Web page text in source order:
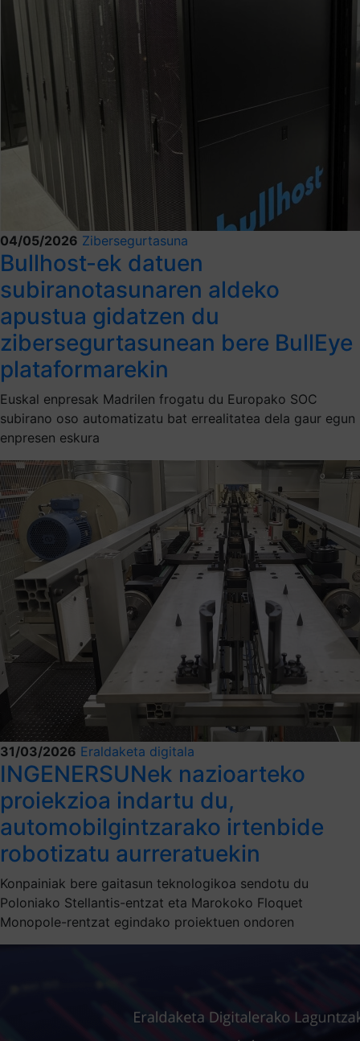
04/05/2026 Zibersegurtasuna
Bullhost-ek datuen
subiranotasunaren aldeko
apustua gidatzen du
zibersegurtasunean bere BullEye
plataformarekin
Euskal enpresak Madrilen frogatu du Europako SOC
subirano oso automatizatu bat errealitatea dela gaur egun
enpresen eskura
31/03/2026 Eraldaketa digitala
INGENERSUNek nazioarteko
proiekzioa indartu du,
automobilgintzarako irtenbide
robotizatu aurreratuekin
Konpainiak bere gaitasun teknologikoa sendotu du
Poloniako Stellantis-entzat eta Marokoko Floquet
Monopole-rentzat egindako proiektuen ondoren